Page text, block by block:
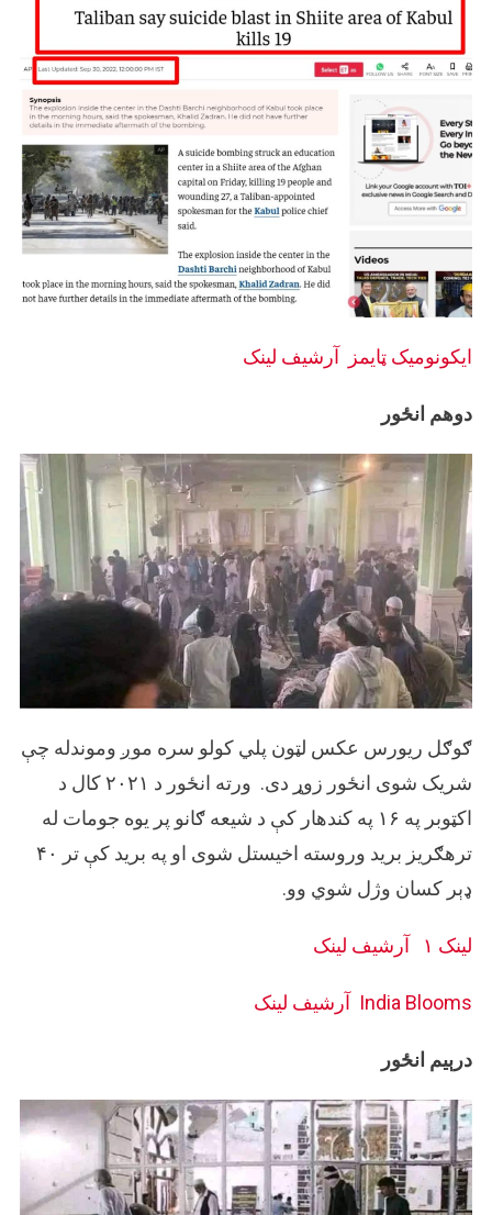
ايکونومیک ټايمز آرشيف لینک
دوهم انځور
ګوګل ریورس عکس لټون پلي کولو سره موږ وموندله چې
شریک شوی انځور زوړ دی. ورته انځور د ۲۰۲۱ کال د
اکټوبر په ۱۶ په کندهار کې د شیعه ګانو پر یوه جومات له
ترهګریز برید وروسته اخیستل شوی او په برید کې تر ۴۰
ډېر کسان وژل شوي وو.
لینک ۱ آرشيف لینک
India Blooms آرشيف لینک
درېيم انځور